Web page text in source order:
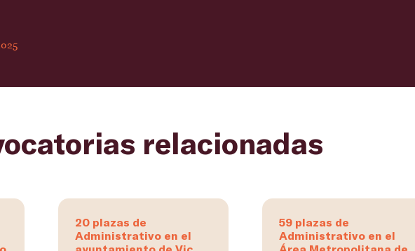
relacionadas
20 plazas de
Administrativo en el
59 plazas de
Administrativo en el